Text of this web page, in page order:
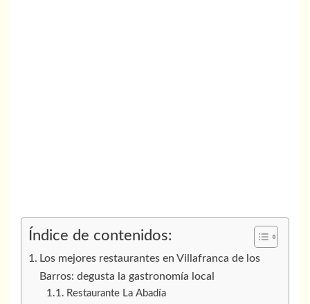
Índice de contenidos:
Los mejores restaurantes en Villafranca de los
Barros: degusta la gastronomía local
Restaurante La Abadía